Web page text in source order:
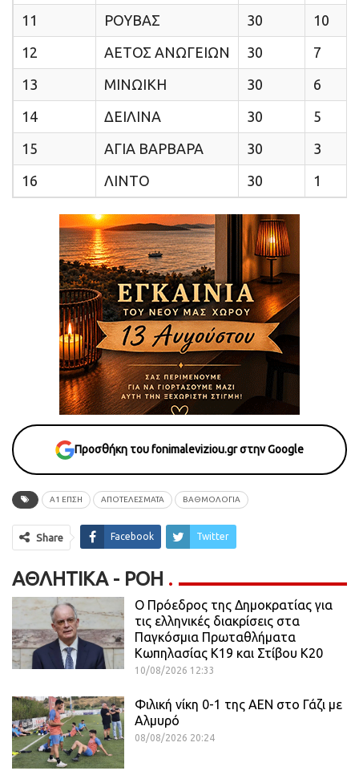
11 ΡΟΥΒΑΣ 30
10
12
ΑΕΤΟΣ ΑΝΩΓΕΙΩΝ 30
7
13
ΜΙΝΩΙΚΗ 30
6
14
ΔΕΙΛΙΝΑ 30
5
15
ΑΓΙΑ ΒΑΡΒΑΡΑ 30
3
16
ΛΙΝΤΟ 30 1
Προσθήκη του fonimaleviziou.gr στην Google
Α1 ΕΠΣΗ ΑΠΟΤΕΛΕΣΜΑΤΑ ΒΑΘΜΟΛΟΓΙΑ
Share Facebook Twitter
ΑΘΛΗΤΙΚΆ - ΡΟΗ
Ο Πρόεδρος της Δημοκρατίας για
τις ελληνικές διακρίσεις στα
Παγκόσμια Πρωταθλήματα
Κωπηλασίας Κ19 και Στίβου Κ20
10/08/2026 12:33
Φιλική νίκη 0-1 της ΑΕΝ στο Γάζι με
Αλμυρό
08/08/2026 20:24